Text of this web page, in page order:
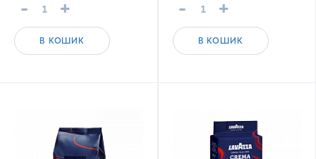
- +
В КОШИК
- +
В КОШИК